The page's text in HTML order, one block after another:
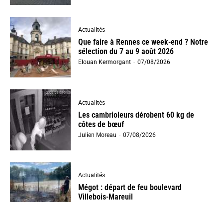
Actualités
Que faire à Rennes ce week-end ? Notre
sélection du 7 au 9 août 2026
Elouan Kermorgant - 07/08/2026
Actualités
Les cambrioleurs dérobent 60 kg de
côtes de bœuf
Julien Moreau - 07/08/2026
Actualités
Mégot : départ de feu boulevard
Villebois-Mareuil